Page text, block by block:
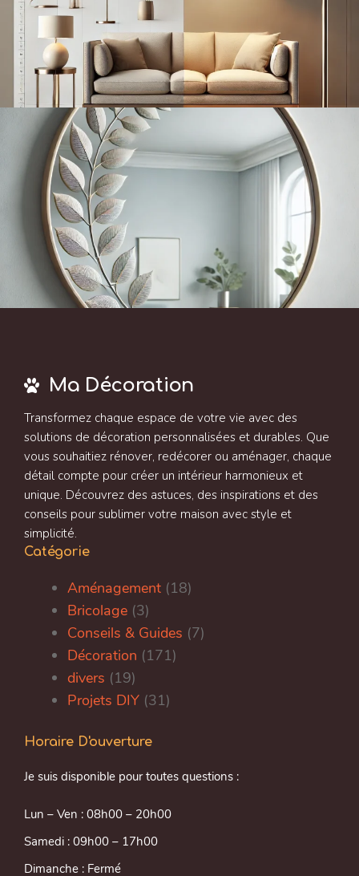
Ma Décoration
Transformez chaque espace de votre vie avec des
solutions de décoration personnalisées et durables. Que
vous souhaitiez rénover, redécorer ou aménager, chaque
détail compte pour créer un intérieur harmonieux et
unique. Découvrez des astuces, des inspirations et des
conseils pour sublimer votre maison avec style et
simplicité.
Catégorie
Aménagement (18)
Bricolage (3)
Conseils & Guides (7)
Décoration (171)
divers (19)
Projets DIY (31)
Horaire D'ouverture
Je suis disponible pour toutes questions :
Lun – Ven : 08h00 – 20h00
Samedi : 09h00 – 17h00
Dimanche : Fermé